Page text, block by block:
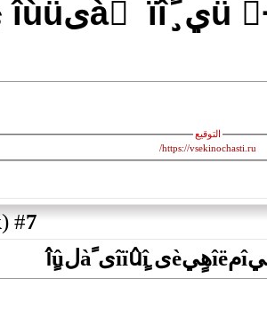
#
7
(
permalink
)